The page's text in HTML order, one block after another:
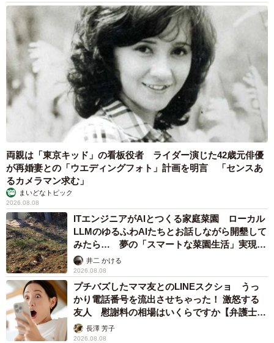
両親は「東京キッド」の看板役者 ライダー演じた42歳元俳優
が再婚妻との「ウエディングフォト」計画を明言 「センスあ
るカメラマン求む」
まいどなトピック
2026.08.08
ITエンジニアがAIとつくる家庭菜園 ローカル
LLMのゆるふわAIたちとお話しながら開墾して
みたら… 夢の「スマートな菜園生活」実現な
るか井二 かける
2026.08.08
プチバズしたママ友とのLINEスクショ うっ
かり電話番号を流出させちゃった！ 激怒する
友人 慰謝料の相場はいくらですか【弁護士が
解説】長澤 芳子
2026.08.08